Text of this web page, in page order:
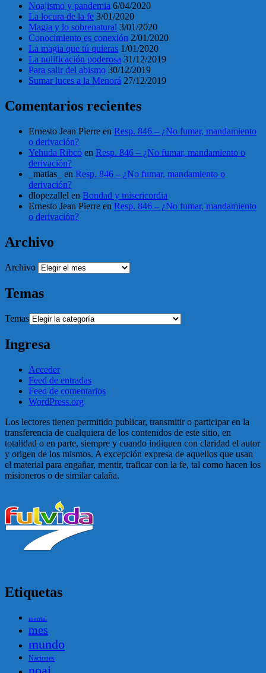
Noajismo y pandemia 6/04/2020
La locura de la fe 3/01/2020
Magia y lo sobrenatural 3/01/2020
Conocimiento es conexión 2/01/2020
La magia que tú quieras 1/01/2020
La nulificación poderosa 31/12/2019
Para salir del abismo 30/12/2019
Sumar luces a la Menorá 27/12/2019
Comentarios recientes
Ernesto Jean Pierre en Resp. 846 – ¿No fumar, mandamiento
o derivación?
Yehuda Ribco en Resp. 846 – ¿No fumar, mandamiento o
derivación?
_matias_
en Resp. 846 – ¿No fumar, mandamiento o
derivación?
dlopezallel en Bondad y misericordia
Ernesto Jean Pierre en Resp. 846 – ¿No fumar, mandamiento
o derivación?
Archivo
Archivo
Temas
Temas
Ingresa
Acceder
Feed de entradas
Feed de comentarios
WordPress.org
Los lectores tienen permitido publicar, transmitir o participar en la
transferencia de cualquiera de los contenidos de este sitio, en
totalidad o en parte, siempre y cuando indiquen con claridad el autor
y origen de los mismos. A excepción expresa de aquellos que usan
el material para engañar, mentir, traficar con la fe, tal como hacen los
misioneros o de similar calaña.
Etiquetas
mental
mes
mundo
Naciones